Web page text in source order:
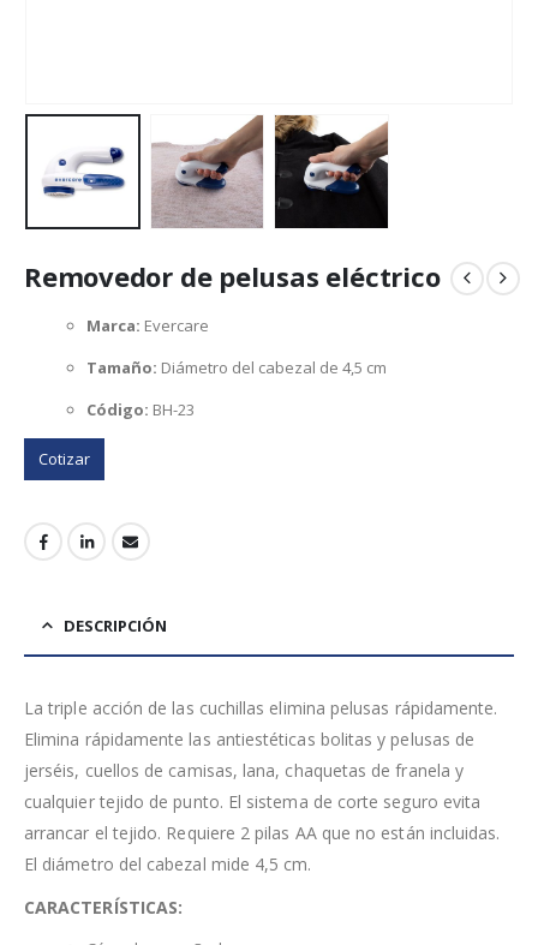
Removedor de pelusas eléctrico
Marca: Evercare
Tamaño: Diámetro del cabezal de 4,5 cm
Código: BH-23
Cotizar
DESCRIPCIÓN
La triple acción de las cuchillas elimina pelusas rápidamente.
Elimina rápidamente las antiestéticas bolitas y pelusas de
jerséis, cuellos de camisas, lana, chaquetas de franela y
cualquier tejido de punto. El sistema de corte seguro evita
arrancar el tejido. Requiere 2 pilas AA que no están incluidas.
El diámetro del cabezal mide 4,5 cm.
CARACTERÍSTICAS: